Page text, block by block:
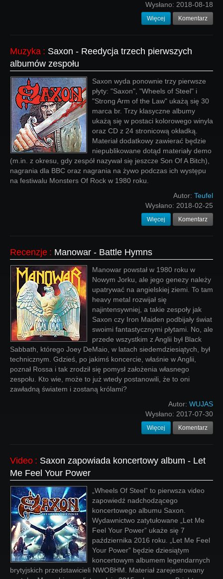
Wysłano: 2018-08-18
Więcej Komentarz
Muzyka : Saxon - Reedycja trzech pierwszych
albumów zespołu
Saxon wyda ponownie trzy pierwsze
płyty: "Saxon", "Wheels of Steel" i
"Strong Arm of the Law" ukażą się 30
marca br. Trzy klasyczne albumy
ukażą się w postaci kolorowego winyla
oraz CD z 24 stronicową okładką.
Materiał dodatkowy zawierać będzie
niepublikowane dotąd materiały demo
(m.in. z okresu, gdy zespół nazywał się jeszcze Son Of A Bitch),
nagrania dla BBC oraz nagrania na żywo podczas ich występu
na festiwalu Monsters Of Rock w 1980 roku.
Autor: Teufel
Wysłano: 2018-02-25
Więcej Komentarz
Recenzje : Manowar - Battle Hymns
Manowar powstał w 1980 roku w
Nowym Jorku, ale jego genezy należy
upatrywać na angielskiej ziemi. To tam
heavy metal rozwijał się
najintensywniej, a takie zespoły jak
Saxon czy Iron Maiden podbijały świat
swoimi fantastycznymi płytami. No, ale
przede wszystkim z Anglii był Black
Sabbath, którego Joey DeMaio, w latach siedemdziesiątych, był
technicznym. Gdzieś, po jakimś koncercie, właśnie w Anglii,
poznał Rossa i tak zrodził się pomysł założenia własnego
zespołu. Kto wie, może to już wtedy postanowili, że to oni
zawładną światem i zostaną królami?
Autor: WUJAS
Wysłano: 2017-07-30
Więcej Komentarz
Video : Saxon zapowiada koncertowy album - Let
Me Feel Your Power
„Wheels Of Steel” to pierwsza video
zapowiedź nadchodzącego
koncertowego albumu Saxon.
Wydawnictwo zatytułowane „Let Me
Feel Your Power” ukaże się 7
października 2016 roku. „Let Me Feel
Your Power” będzie dziesiątym
koncertowym albumem legendarnych
brytyjskich przedstawicieli NWOBHM. Materiał zarejestrowany